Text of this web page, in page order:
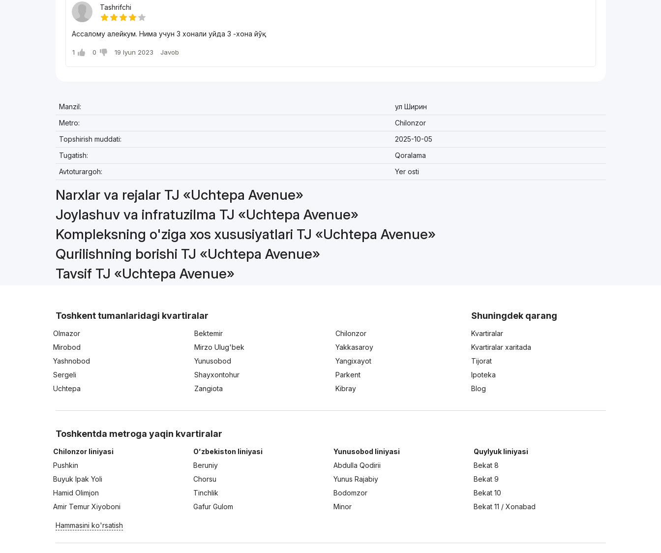
Tashrifchi
Ассалому алейкум. Нима учун 3 хонали уйда 3 -хона йўқ.
1 0 19 Iyun 2023 Javob
Manzil:
ул Ширин
Metro:
Chilonzor
Topshirish muddati:
2025-10-05
Tugatish:
Qoralama
Avtoturargoh:
Yer osti
Narxlar va rejalar TJ «Uchtepa Avenue»
Joylashuv va infratuzilma TJ «Uchtepa Avenue»
Kompleksning o'ziga xos xususiyatlari TJ «Uchtepa Avenue»
Qurilishning borishi TJ «Uchtepa Avenue»
Tavsif TJ «Uchtepa Avenue»
Toshkent tumanlaridagi kvartiralar
Olmazor Bektemir
Chilonzor
Mirobod
Mirzo Ulug'bek
Yakkasaroy
Yashnobod
Yunusobod
Yangixayot
Sergeli
Shayxontohur
Parkent
Uchtepa
Zangiota Kibray
Shuningdek qarang
Kvartiralar
Kvartiralar xaritada
Tijorat
Ipoteka
Blog
Toshkentda metroga yaqin kvartiralar
Chilonzor liniyasi
Pushkin
Buyuk Ipak Yoli
Hamid Olimjon
Amir Temur Xiyoboni
Oʻzbekiston liniyasi
Beruniy
Chorsu
Tinchlik
Gafur Gulom
Yunusobod liniyasi
Abdulla Qodirii
Yunus Rajabiy
Bodomzor
Minor
Quylyuk liniyasi
Bekat 8
Bekat 9
Bekat 10
Bekat 11 / Xonabad
Hammasini ko'rsatish